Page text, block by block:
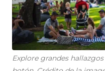
Explore grandes